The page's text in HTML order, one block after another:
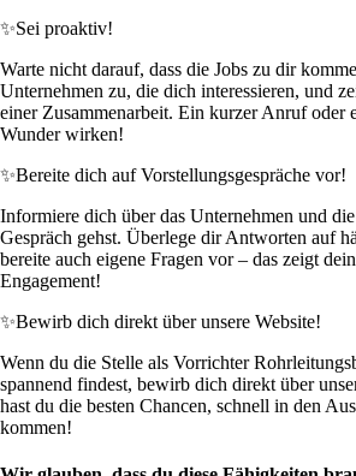
✨Sei proaktiv!
Warte nicht darauf, dass die Jobs zu dir
Unternehmen zu, die dich interessieren, und
einer Zusammenarbeit. Ein kurzer Anruf oder
Wunder wirken!
✨Bereite dich auf Vorstellungsgespräche vor!
Informiere dich über das Unternehmen und
Gespräch gehst. Überlege dir Antworten auf
bereite auch eigene Fragen vor – das zeigt
Engagement!
✨Bewirb dich direkt über unsere Website!
Wenn du die Stelle als Vorrichter
spannend findest, bewirb dich direkt über
hast du die besten Chancen, schnell in den
kommen!